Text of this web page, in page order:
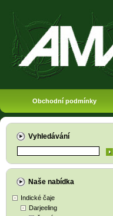
Obchodní podmínky
Vyhledávání
Naše nabídka
Indické čaje
Darjeeling